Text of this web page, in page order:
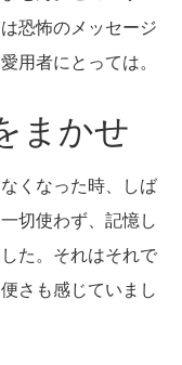
恐怖のメッセージ
用者にとっては。
まかせ
くなった時、しば
切使わず、記憶し
た。それはそれで
さも感じていまし